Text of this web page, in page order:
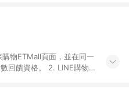
物ETMall頁面，並在同一
回饋資格。 2. LINE購物
以下類別商品，將無法獲